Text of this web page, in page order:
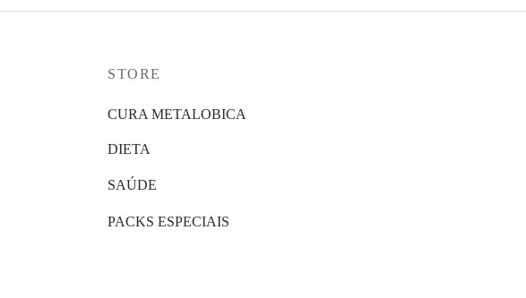
STORE
CURA METALOBICA
DIETA
SAÚDE
PACKS ESPECIAIS